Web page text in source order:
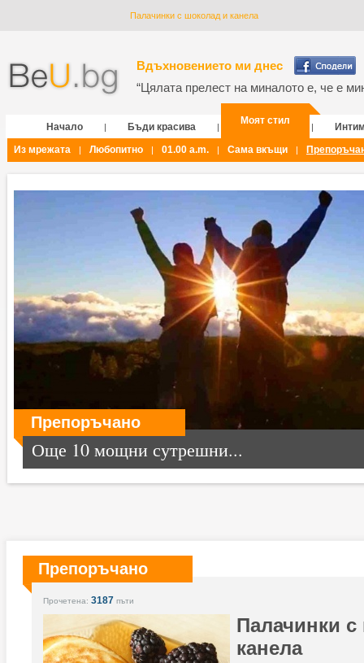
Палачинки с шоколад и канела
Вдъхновението ми днес
“Цялата прелест на миналото е, че е
Начало | Бъди красива |
Моят стил
|
Из мрежата
| Любопитно | 01.00 a.m. | Сама вкъщи |
Препоръчано
Още 10 мощни сутрешни...
Препоръчано
Прочетена: 3187 пъти
Палачинки
канела